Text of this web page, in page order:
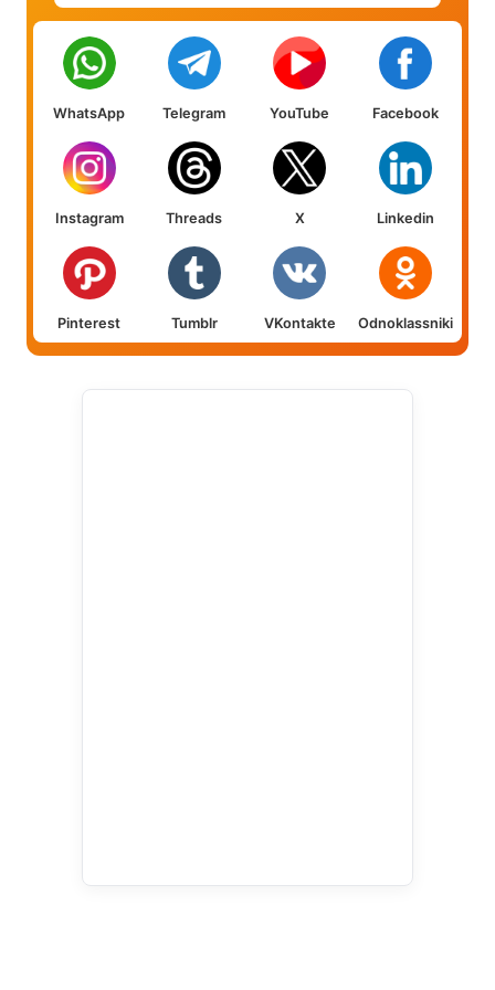
WhatsApp Telegram YouTube Facebook
Instagram Threads X Linkedin
Pinterest Tumblr VKontakte Odnoklassniki